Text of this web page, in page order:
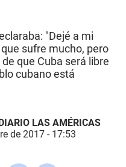
"Dejé a mi
sufre mucho, pero
que Cuba será libre
cubano está
LAS AMÉRICAS
de 2017 - 17:53